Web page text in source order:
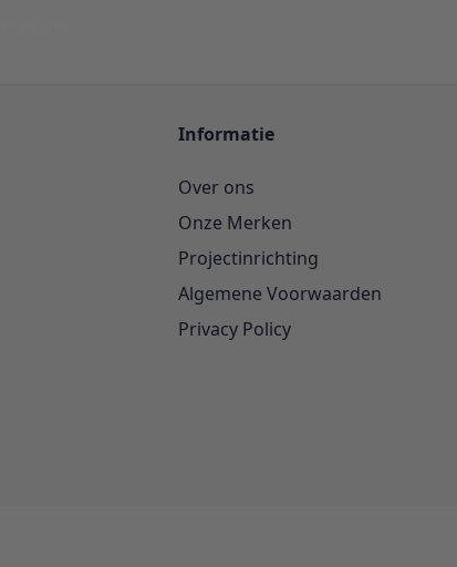
Informatie
Over ons
Onze Merken
Projectinrichting
Algemene Voorwaarden
Privacy Policy